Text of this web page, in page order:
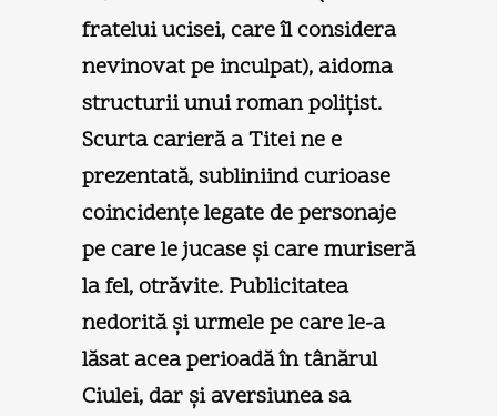
fratelui ucisei, care îl considera
nevinovat pe inculpat), aidoma
structurii unui roman poliţist.
Scurta carieră a Titei ne e
prezentată, subliniind curioase
coincidenţe legate de personaje
pe care le jucase şi care muriseră
la fel, otrăvite. Publicitatea
nedorită şi urmele pe care le-a
lăsat acea perioadă în tânărul
Ciulei, dar şi aversiunea sa